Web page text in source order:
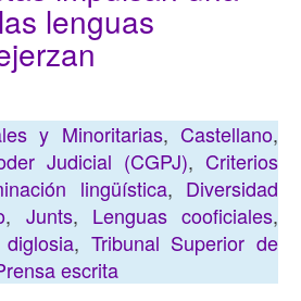
lenguas
y Minoritarias,Castellano,
Judicial (CGPJ), Criterios
lingüística, Diversidad
, Junts, Lenguas cooficiales,
, Tribunal Superior de
escrita